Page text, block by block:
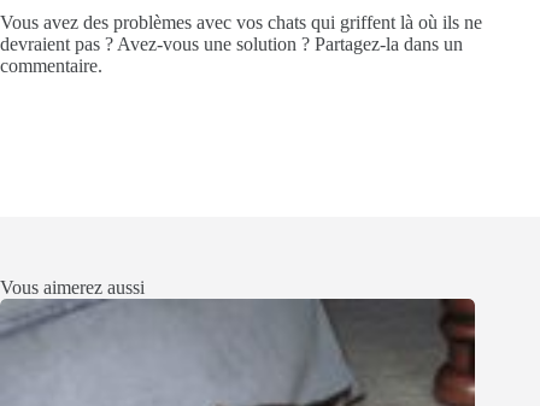
Vous avez des problèmes avec vos chats qui griffent là où ils ne
devraient pas ? Avez-vous une solution ? Partagez-la dans un
commentaire.
Vous aimerez aussi